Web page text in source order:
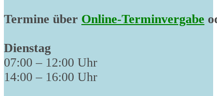
Termine über Online-Terminvergabe
Dienstag
07:00 – 12:00 Uhr
14:00 – 16:00 Uhr